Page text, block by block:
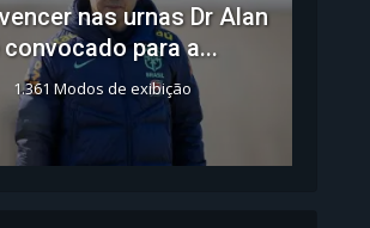
nas urnas Dr Alan
convocado para a...
1.361 Modos de exibição